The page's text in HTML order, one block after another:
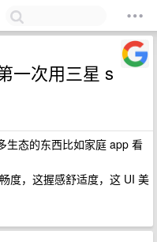
一次用三星 s
生态的东西比如家庭 app 看
度，这握感舒适度，这 UI 美